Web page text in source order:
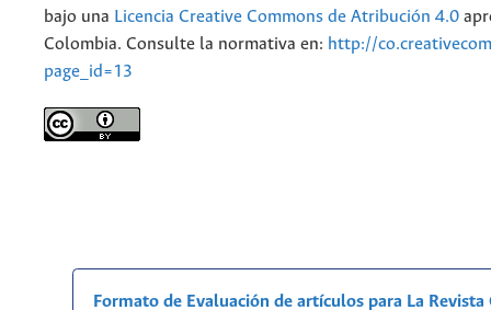
bajo una Licencia Creative Commons de Atribución 4.0
Colombia. Consulte la normativa en: http://
page_id=13
Formato de Evaluación de artículos para La